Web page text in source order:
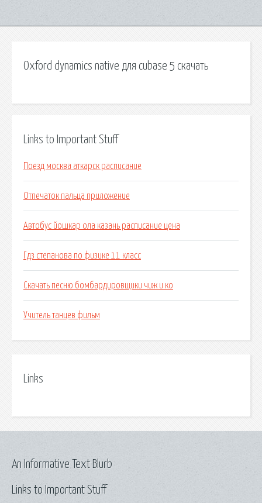
Oxford dynamics native для cubase 5 скачать
Links to Important Stuff
Поезд москва аткарск расписание
Отпечаток пальца приложение
Автобус йошкар ола казань расписание цена
Гдз степанова по физике 11 класс
Скачать песню бомбардировщики чиж и ко
Учитель танцев фильм
Links
Links to Important Stuff
An Informative Text Blurb